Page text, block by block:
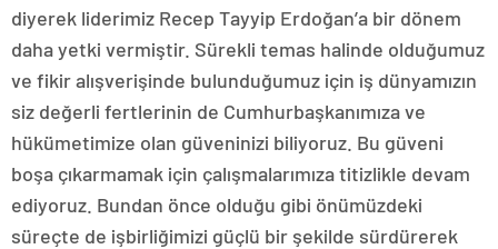
diyerek liderimiz Recep Tayyip Erdoğan’a bir dönem
daha yetki vermiştir. Sürekli temas halinde olduğumuz
ve fikir alışverişinde bulunduğumuz için iş dünyamızın
siz değerli fertlerinin de Cumhurbaşkanımıza ve
hükümetimize olan güveninizi biliyoruz. Bu güveni
boşa çıkarmamak için çalışmalarımıza titizlikle devam
ediyoruz. Bundan önce olduğu gibi önümüzdeki
süreçte de işbirliğimizi güçlü bir şekilde sürdürerek